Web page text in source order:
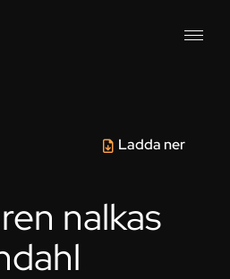
Ladda ner
nalkas